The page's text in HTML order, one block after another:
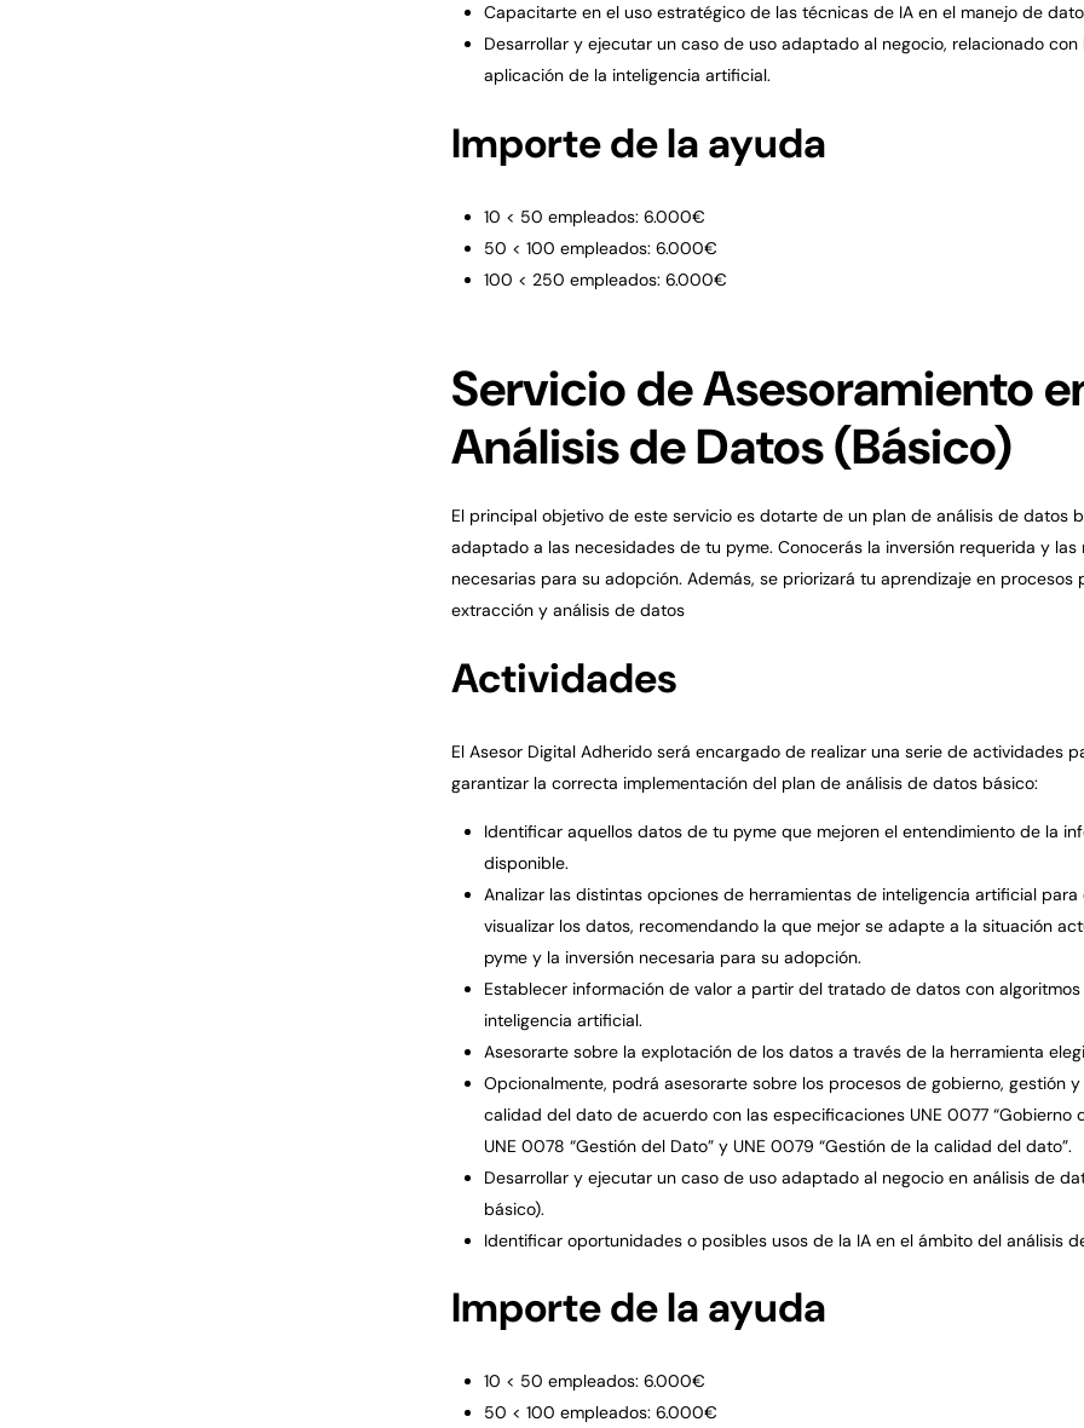
Capacitarte en el uso estratégico de las técnicas de IA en el manejo de
Desarrollar y ejecutar un caso de uso adaptado al negocio, relacionado con
aplicación de la inteligencia artificial.
Importe de la ayuda
10 < 50 empleados: 6.000€
50 < 100 empleados: 6.000€
100 < 250 empleados: 6.000€
Servicio de Asesoramiento
Análisis de Datos (Básico)
El principal objetivo de este servicio es dotarte de un plan de análisis de datos
adaptado a las necesidades de tu pyme. Conocerás la inversión requerida y las
necesarias para su adopción. Además, se priorizará tu aprendizaje en procesos
extracción y análisis de datos
Actividades
El Asesor Digital Adherido será encargado de realizar una serie de actividades
garantizar la correcta implementación del plan de análisis de datos básico:
Identificar aquellos datos de tu pyme que mejoren el entendimiento de la
disponible.
Analizar las distintas opciones de herramientas de inteligencia artificial
visualizar los datos, recomendando la que mejor se adapte a la situación
pyme y la inversión necesaria para su adopción.
Establecer información de valor a partir del tratado de datos con
inteligencia artificial.
Asesorarte sobre la explotación de los datos a través de la herramienta
Opcionalmente, podrá asesorarte sobre los procesos de gobierno, gestión
calidad del dato de acuerdo con las especificaciones UNE 0077 “Gobierno
UNE 0078 “Gestión del Dato” y UNE 0079 “Gestión de la calidad del dato”.
Desarrollar y ejecutar un caso de uso adaptado al negocio en análisis de
básico).
Identificar oportunidades o posibles usos de la IA en el ámbito del análisis
Importe de la ayuda
10 < 50 empleados: 6.000€
50 < 100 empleados: 6.000€